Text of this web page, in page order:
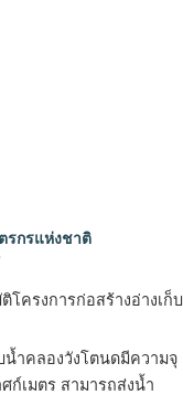
รกรแห่งชาติ
โครงการก่อสร้างอ่างเก็บ
น้ำคลองวังโตนดมีความจุ
ก์เมตร สามารถส่งน้ำ